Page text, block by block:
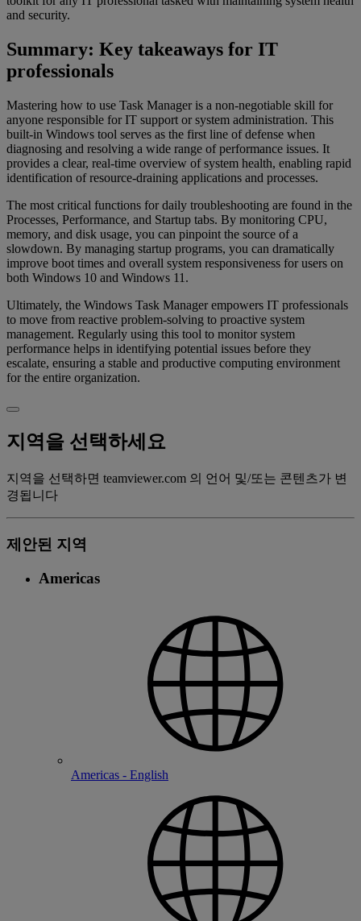
and security.
Summary: Key takeaways for IT
professionals
Mastering how to use Task Manager is a non-negotiable skill for
anyone responsible for IT support or system administration. This
built-in Windows tool serves as the first line of defense when
diagnosing and resolving a wide range of performance issues. It
provides a clear, real-time overview of system health, enabling rapid
identification of resource-draining applications and processes.
The most critical functions for daily troubleshooting are found in the
Processes, Performance, and Startup tabs. By monitoring CPU,
memory, and disk usage, you can pinpoint the source of a
slowdown. By managing startup programs, you can dramatically
improve boot times and overall system responsiveness for users on
both Windows 10 and Windows 11.
Ultimately, the Windows Task Manager empowers IT professionals
to move from reactive problem-solving to proactive system
management. Regularly using this tool to monitor system
performance helps in identifying potential issues before they
escalate, ensuring a stable and productive computing environment
for the entire organization.
지역을 선택하세요
지역을 선택하면 teamviewer.com 의 언어 및/또는 콘텐츠가 변
경됩니다
제안된 지역
Americas
Americas - English